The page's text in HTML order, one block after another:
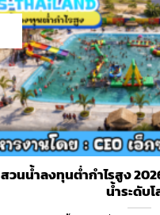
สวนน้ำลงทุนต่ำกำไรสูง
น้ำระดับ